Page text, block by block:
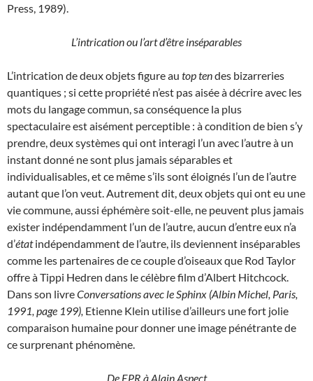
Press, 1989).
L’intrication ou l’art d’être inséparables
L’intrication de deux objets figure au top tendes bizarreries
quantiques ; si cette propriété n’est pas aisée à décrire avec les
mots du langage commun, sa conséquence la plus
spectaculaire est aisément perceptible : à condition de bien s’y
prendre, deux systèmes qui ont interagi l’un avec l’autre à un
instant donné ne sont plus jamais séparables et
individualisables, et ce même s’ils sont éloignés l’un de l’autre
autant que l’on veut. Autrement dit, deux objets qui ont eu une
vie commune, aussi éphémère soit-elle, ne peuvent plus jamais
exister indépendamment l’un de l’autre, aucun d’entre eux n’a
d’étatindépendamment de l’autre, ils deviennent inséparables
comme les partenaires de ce couple d’oiseaux que Rod Taylor
offre à Tippi Hedren dans le célèbre film d’Albert Hitchcock.
Dans son livreConversations avec le Sphinx (Albin Michel, Paris,
1991, page 199), Etienne Klein utilise d’ailleurs une fort jolie
comparaison humaine pour donner une image pénétrante de
ce surprenant phénomène.
De EPR à Alain Aspect